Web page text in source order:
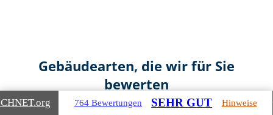
Gebäudearten, die wir für Sie
bewerten
.org 764 Bewertungen SEHR GUT Hinweise